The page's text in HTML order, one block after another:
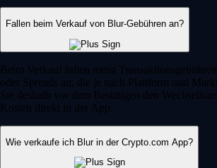
Fallen beim Verkauf von Blur-Gebühren an?
Beim Verkauf fallen meist
oder Spreads an, die je nach Plattform und
Sie deshalb vor dem Bestätigen den
Kosten direkt in der App.
Wie verkaufe ich Blur in der Crypto.com App?